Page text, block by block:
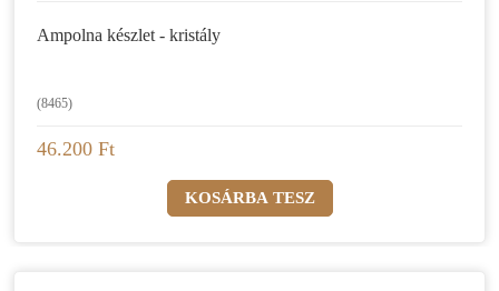
Ampolna készlet - kristály
(8465)
46.200 Ft